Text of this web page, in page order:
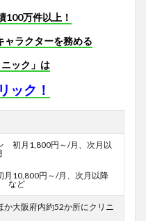
100万件以上！
ャラクターを務める
ニック」は
ック！
初月1,800円～/月、次月以
10,800円～/月、次月以降
など
か大阪府内約52か所にクリニ